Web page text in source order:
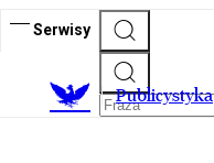
Serwisy
Publicystyka